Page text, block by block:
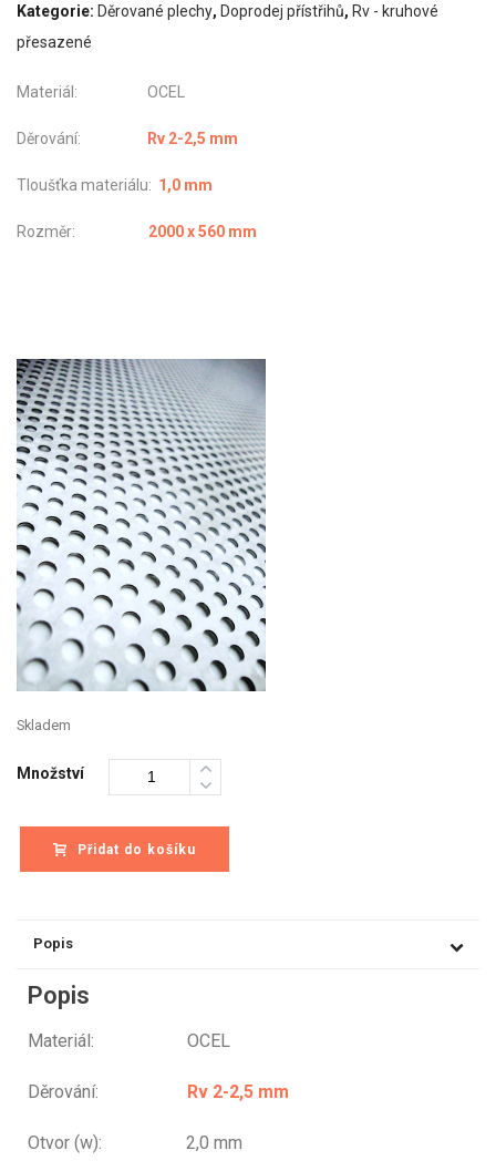
Kategorie: Děrované plechy, Doprodej přístřihů, Rv - kruhové
přesazené
Materiál: OCEL
Děrování: Rv 2-2,5 mm
Tloušťka materiálu: 1,0 mm
Rozměr: 2000 x 560 mm
Skladem
Množství
Přidat do košíku
Popis
Popis
Materiál: OCEL
Děrování: Rv 2-2,5 mm
Otvor (w): 2,0 mm